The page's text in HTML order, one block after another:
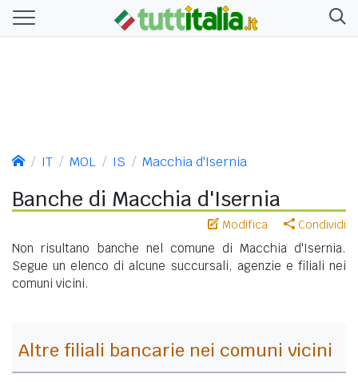
IT MOL IS Macchia d'Isernia
Banche di Macchia d'Isernia
Modifica Condividi
Non risultano banche nel comune di Macchia d'Isernia.
Segue un elenco di alcune succursali, agenzie e filiali nei
comuni vicini.
Altre filiali bancarie nei comuni vicini